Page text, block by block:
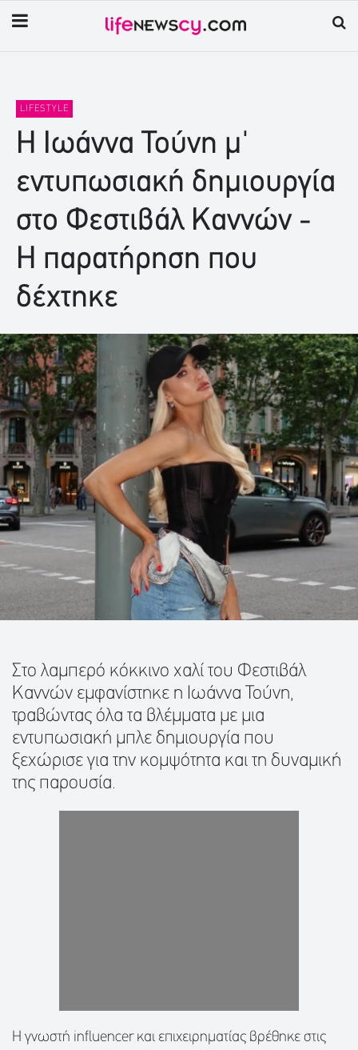
LIFESTYLE
Η Ιωάννα Τούνη μ'
εντυπωσιακή δημιουργία
στο Φεστιβάλ Καννών -
Η παρατήρηση που
δέχτηκε
Στο λαμπερό κόκκινο χαλί του Φεστιβάλ
Καννών εμφανίστηκε η Ιωάννα Τούνη,
τραβώντας όλα τα βλέμματα με μια
εντυπωσιακή μπλε δημιουργία που
ξεχώρισε για την κομψότητα και τη δυναμική
της παρουσία.
Η γνωστή influencer και επιχειρηματίας βρέθηκε στις